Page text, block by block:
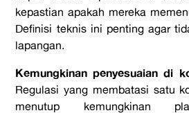
kepastian apakah mereka
Definisi teknis ini penting agar
lapangan.
Kemungkinan penyesuaian di
Regulasi yang membatasi satu
menutup kemungkinan